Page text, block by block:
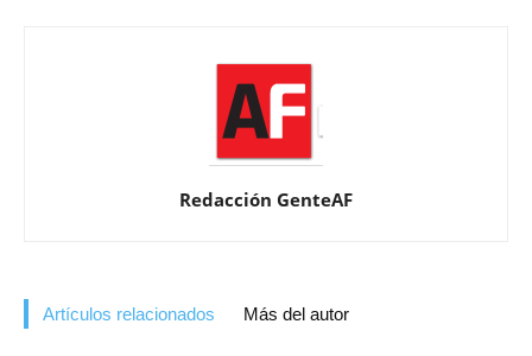
Redacción GenteAF
Artículos relacionados Más del autor